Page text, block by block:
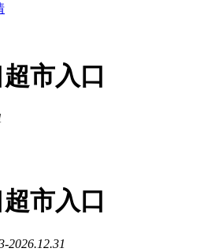
市入口
市入口
2026.12.31